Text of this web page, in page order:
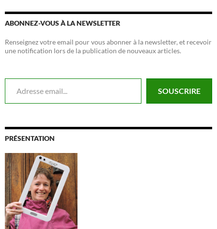
ABONNEZ-VOUS À LA NEWSLETTER
Renseignez votre email pour vous abonner à la newsletter, et recevoir
une notification lors de la publication de nouveaux articles.
Adresse email...
SOUSCRIRE
PRÉSENTATION